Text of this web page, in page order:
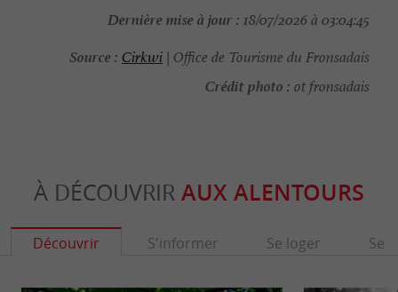
Dernière mise à jour : 18/07/2026 à 03:04:45
Source : Cirkwi | Office de Tourisme du Fronsadais
Crédit photo : ot fronsadais
À DÉCOUVRIR AUX ALENTOURS
Découvrir S'informer Se loger Se